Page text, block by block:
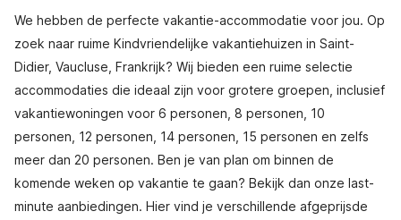
We hebben de perfecte vakantie-accommodatie voor jou. Op
zoek naar ruime Kindvriendelijke vakantiehuizen in Saint-
Didier, Vaucluse, Frankrijk? Wij bieden een ruime selectie
accommodaties die ideaal zijn voor grotere groepen, inclusief
vakantiewoningen voor 6 personen, 8 personen, 10
personen, 12 personen, 14 personen, 15 personen en zelfs
meer dan 20 personen. Ben je van plan om binnen de
komende weken op vakantie te gaan? Bekijk dan onze last-
minute aanbiedingen. Hier vind je verschillende afgeprijsde